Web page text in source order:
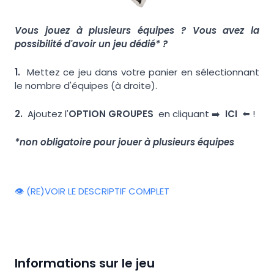
Vous jouez à plusieurs équipes ? Vous avez la
possibilité d'avoir un jeu dédié* ?
1. Mettez ce jeu dans votre panier en sélectionnant
le nombre d'équipes (à droite).
2. Ajoutez l'OPTION GROUPES en cliquant ➡️ ICI ⬅️ !
*non obligatoire pour jouer à plusieurs équipes
👁️ (RE)VOIR LE DESCRIPTIF COMPLET
Informations sur le jeu